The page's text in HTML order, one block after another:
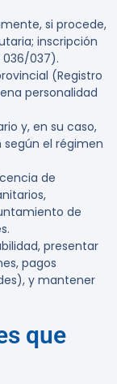
si procede,
inscripción
037).
(Registro
personalidad
y, en su caso,
el régimen
de
de
presentar
pagos
y mantener
que